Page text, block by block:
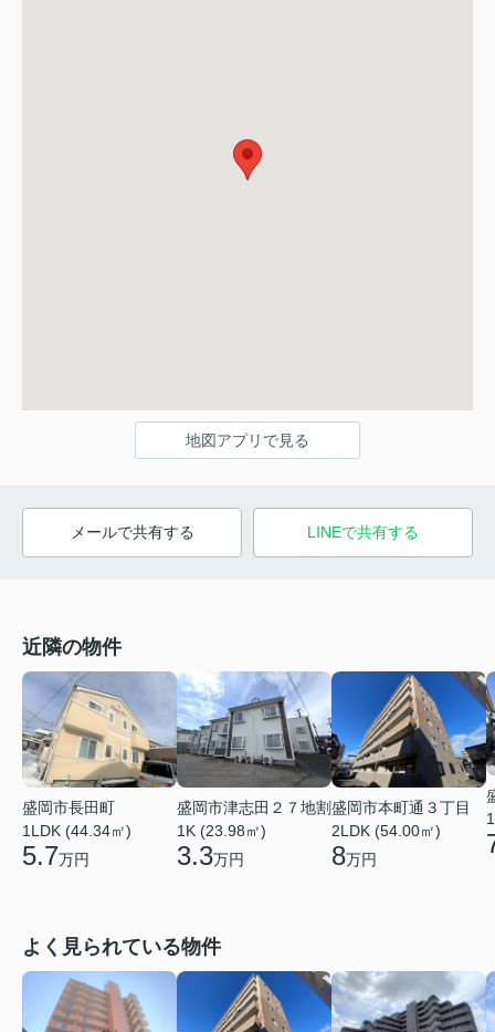
地図アプリで見る
メールで共有する LINEで共有する
近隣の物件
盛岡市長田町
1LDK (44.34㎡)
5.7万円
盛岡市津志田２７地割
1K (23.98㎡)
3.3万円
盛岡市本町通３丁目
2LDK (54.00㎡)
8万円
よく見られている物件